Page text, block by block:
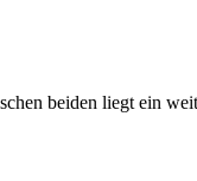
beiden liegt ein